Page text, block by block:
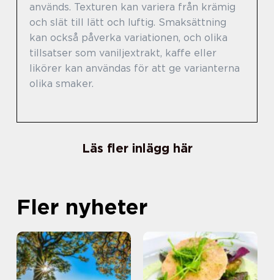
används. Texturen kan variera från krämig
och slät till lätt och luftig. Smaksättning
kan också påverka variationen, och olika
tillsatser som vaniljextrakt, kaffe eller
likörer kan användas för att ge varianterna
olika smaker.
Läs fler inlägg här
Fler nyheter